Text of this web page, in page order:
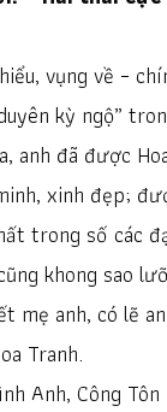
vụng về –
kỳ ngộ”
anh đã được
xinh đẹp;
trong số các
khong sao
mẹ anh, có lẽ
Tranh.
Anh, Công Tôn